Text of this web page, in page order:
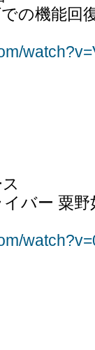
の機能回
バー 粟野